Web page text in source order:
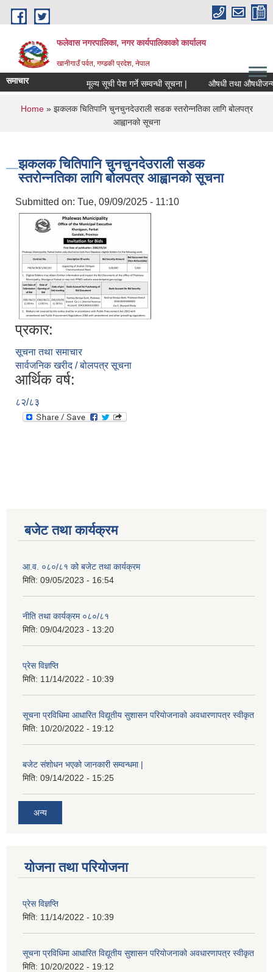
Skip to main content
फलेवास नगरपालिका, नगर कार्यपालिकाको कार्यालय
खानीगाउँ पर्वत, गण्डकी प्रदेश, नेपाल
समाचार मूल्य सूची पेश गर्ने सम्वन्धी सूचना | औषधी तथा औषधीजन्य
You are here
Home» झकलक चितिपानि चुनचुनदेउराली सडक स्तरोन्नतिका लागि बोलपत्र
आह्वानको सूचना
झकलक चितिपानि चुनचुनदेउराली सडक
स्तरोन्नतिका लागि बोलपत्र आह्वानको सूचना
Submitted on: Tue, 09/09/2025 - 11:10
प्रकार:
सूचना तथा समाचार
सार्वजनिक खरीद / बोलपत्र सूचना
आर्थिक वर्ष:
८२/८३
बजेट तथा कार्यक्रम
आ.व. ०८०/८१ को बजेट तथा कार्यक्रम
मिति: 09/05/2023 - 16:54
नीति तथा कार्यक्रम ०८०/८१
मिति: 09/04/2023 - 13:20
प्रेस विज्ञप्ति
मिति: 11/14/2022 - 10:39
सूचना प्रविधिमा आधारित विद्यूतीय सुशासन परियाेजनाकाे अवधारणापत्र स्वीकृत
मिति: 10/20/2022 - 19:12
बजेट संशोधन भएको जानकारी सम्वन्धमा |
मिति: 09/14/2022 - 15:25
अन्य
योजना तथा परियोजना
प्रेस विज्ञप्ति
मिति: 11/14/2022 - 10:39
सूचना प्रविधिमा आधारित विद्यूतीय सुशासन परियाेजनाकाे अवधारणापत्र स्वीकृत
मिति: 10/20/2022 - 19:12